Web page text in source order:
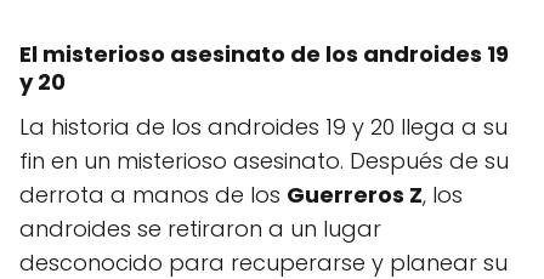
El misterioso asesinato de los androides 19
y 20
La historia de los androides 19 y 20 llega a su
fin en un misterioso asesinato. Después de su
derrota a manos de los Guerreros Z, los
androides se retiraron a un lugar
desconocido para recuperarse y planear su